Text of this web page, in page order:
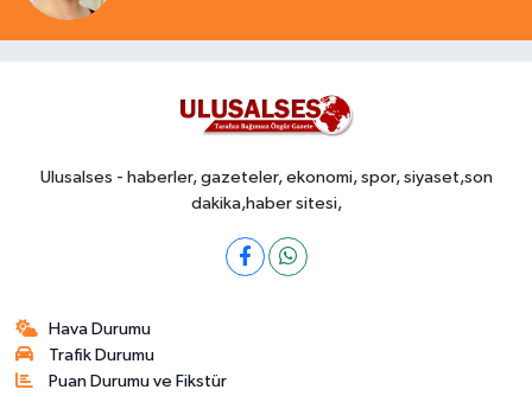
Ulusalses - haberler, gazeteler, ekonomi, spor, siyaset,son
dakika,haber sitesi,
Hava Durumu
Trafik Durumu
Puan Durumu ve Fikstür